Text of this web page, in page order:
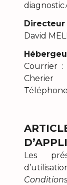
David
Courrier
Cherier
Les